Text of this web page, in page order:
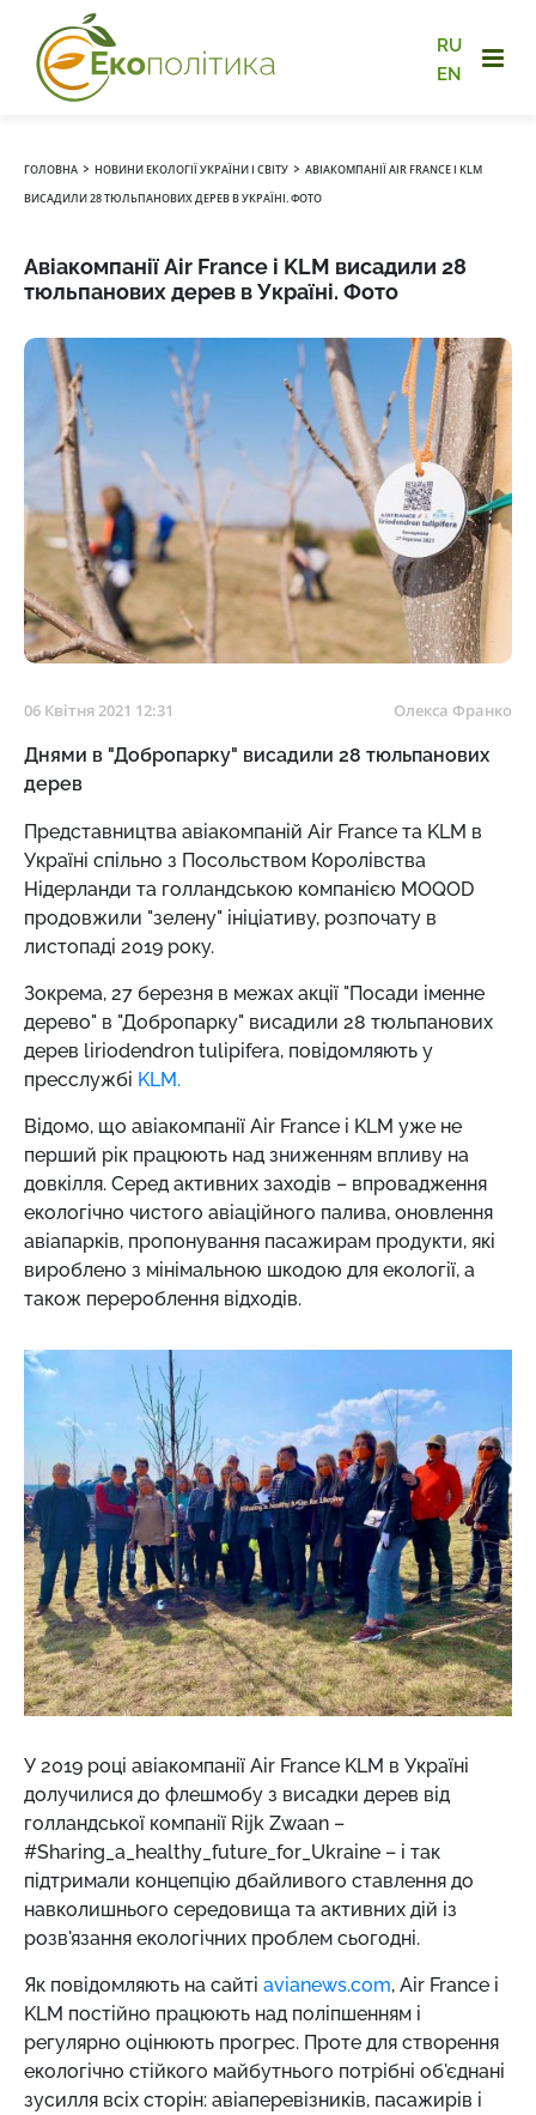
RU
EN
ГОЛОВНА › НОВИНИ ЕКОЛОГІЇ УКРАЇНИ І СВІТУ › АВІАКОМПАНІЇ AIR FRANCE І KLM
ВИСАДИЛИ 28 ТЮЛЬПАНОВИХ ДЕРЕВ В УКРАЇНІ. ФОТО
Авіакомпанії Air France і KLM висадили 28
тюльпанових дерев в Україні. Фото
06 Квітня 2021 12:31 Олекса Франко
Днями в "Добропарку" висадили 28 тюльпанових
дерев
Представництва авіакомпаній Air France та KLM в
Україні спільно з Посольством Королівства
Нідерланди та голландською компанією MOQOD
продовжили "зелену" ініціативу, розпочату в
листопаді 2019 року.
Зокрема, 27 березня в межах акції "Посади іменне
дерево" в "Добропарку" висадили 28 тюльпанових
дерев liriodendron tulipifera, повідомляють у
пресслужбі KLM.
Відомо, що авіакомпанії Air France і KLM уже не
перший рік працюють над зниженням впливу на
довкілля. Серед активних заходів – впровадження
екологічно чистого авіаційного палива, оновлення
авіапарків, пропонування пасажирам продукти, які
вироблено з мінімальною шкодою для екології, а
також перероблення відходів.
У 2019 році авіакомпанії Air France KLM в Україні
долучилися до флешмобу з висадки дерев від
голландської компанії Rijk Zwaan –
#Sharing_a_healthy_future_for_Ukraine – і так
підтримали концепцію дбайливого ставлення до
навколишнього середовища та активних дій із
розв'язання екологічних проблем сьогодні.
Як повідомляють на сайті avianews.com, Air France і
KLM постійно працюють над поліпшенням і
регулярно оцінюють прогрес. Проте для створення
екологічно стійкого майбутнього потрібні об'єднані
зусилля всіх сторін: авіаперевізників, пасажирів і